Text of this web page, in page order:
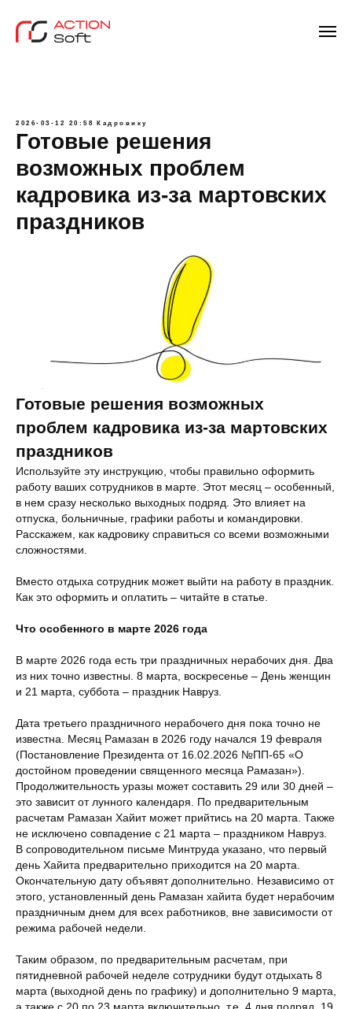
2026-03-12 20:58 Кадровику
Готовые решения
возможных проблем
кадровика из-за мартовских
праздников
Готовые решения возможных
проблем кадровика из-за мартовских
праздников
Используйте эту инструкцию, чтобы правильно оформить
работу ваших сотрудников в марте. Этот месяц – особенный,
в нем сразу несколько выходных подряд. Это влияет на
отпуска, больничные, графики работы и командировки.
Расскажем, как кадровику справиться со всеми возможными
сложностями.
Вместо отдыха сотрудник может выйти на работу в праздник.
Как это оформить и оплатить – читайте в статье.
Что особенного в марте 2026 года
В марте 2026 года есть три праздничных нерабочих дня. Два
из них точно известны. 8 марта, воскресенье – День женщин
и 21 марта, суббота – праздник Навруз.
Дата третьего праздничного нерабочего дня пока точно не
известна. Месяц Рамазан в 2026 году начался 19 февраля
(Постановление Президента от 16.02.2026 №ПП-65 «О
достойном проведении священного месяца Рамазан»).
Продолжительность уразы может составить 29 или 30 дней –
это зависит от лунного календаря. По предварительным
расчетам Рамазан Хайит может прийтись на 20 марта. Также
не исключено совпадение с 21 марта – праздником Навруз.
В сопроводительном письме Минтруда указано, что первый
день Хайита предварительно приходится на 20 марта.
Окончательную дату объявят дополнительно. Независимо от
этого, установленный день Рамазан хайита будет нерабочим
праздничным днем для всех работников, вне зависимости от
режима рабочей недели.
Таким образом, по предварительным расчетам, при
пятидневной рабочей неделе сотрудники будут отдыхать 8
марта (выходной день по графику) и дополнительно 9 марта,